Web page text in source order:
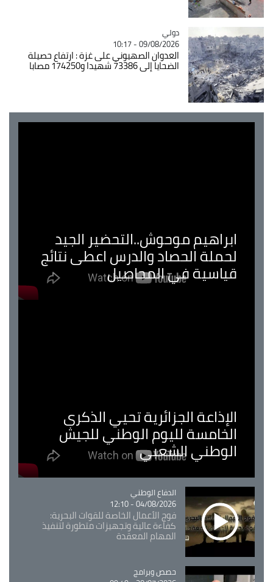
Catégorie
دولي
09/08/2026 - 10:17
العدوان الصهيوني على غزة : ارتفاع حصيلة
الضحايا إلى 73386 شهيدا و174250 مصابا
ابراهيم موحوش..التحضير الجيد
لحملة الحصاد والدرس اعطى نتائج
قياسية في المحاصيل
الإذاعة الجزائرية تحيي الذكرى
الخامسة لليوم الوطني للجيش
الوطني الشعبي
Catégorie
الدفاع الوطني
04/08/2026 - 12:10
فوج الأعمال الخاصة للقوات البحرية:
كفاءة عالية وتجهيزات متطورة لتنفيذ
المهام المعقدة
Catégorie
حصص وبرامج